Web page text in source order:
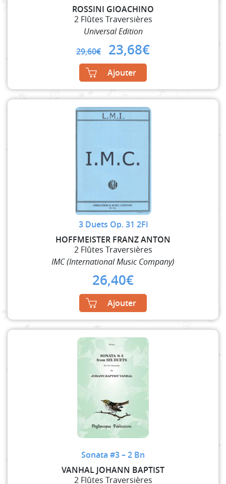
ROSSINI GIOACHINO
2 Flûtes Traversières
Universal Edition
29,60€ Original
price
was:
29,60€.
23,68€Current
23,68€.
Ajouter
3 Duets Op. 31 2Fl
HOFFMEISTER FRANZ ANTON
2 Flûtes Traversières
IMC (International Music Company)
26,40€
Ajouter
Sonata #3 – 2 Bn
VANHAL JOHANN BAPTIST
2 Flûtes Traversières